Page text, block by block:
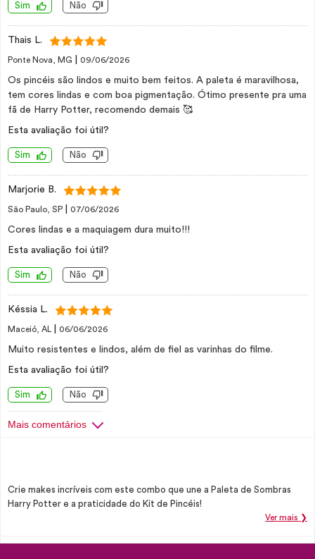
Sim Não
Thais L.
Ponte Nova, MG 09/06/2026
Os pincéis são lindos e muito bem feitos. A paleta é maravilhosa,
tem cores lindas e com boa pigmentação. Ótimo presente pra uma
fã de Harry Potter, recomendo demais 🥰
Esta avaliação foi útil?
Sim Não
Marjorie B.
São Paulo, SP 07/06/2026
Cores lindas e a maquiagem dura muito!!!
Esta avaliação foi útil?
Sim Não
Késsia L.
Maceió, AL 06/06/2026
Muito resistentes e lindos, além de fiel as varinhas do filme.
Esta avaliação foi útil?
Sim Não
Mais comentários
Crie makes incríveis com este combo que une a Paleta de Sombras
Harry Potter e a praticidade do Kit de Pincéis!
Ver mais ❯